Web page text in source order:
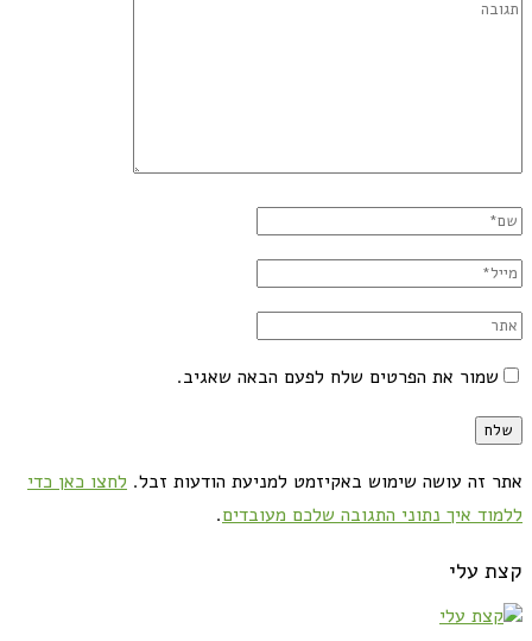
שמור את הפרטים שלח לפעם הבאה שאגיב.
אתר זה עושה שימוש באקיזמט למניעת הודעות זבל. לחצו כאן כדי
ללמוד איך נתוני התגובה שלכם מעובדים.
קצת עלי